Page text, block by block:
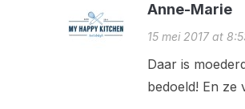
Anne-Marie
15 mei 2017 at
Daar is
bedoeld! En ze